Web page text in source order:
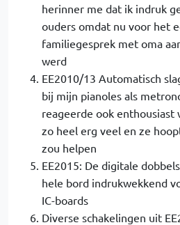
herinner me dat ik indruk
ouders omdat nu voor het
familiegesprek met oma
werd
EE2010/13 Automatisch
bij mijn pianoles als
reageerde ook
zo heel erg veel en ze
zou helpen
EE2015: De digitale
hele bord indrukwekkend
IC-boards
Diverse schakelingen uit